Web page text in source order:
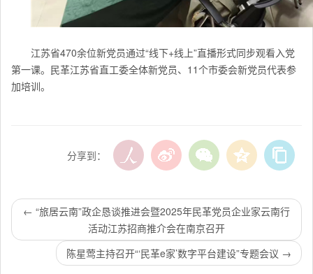
江苏省470余位新党员通过“线下+线上”直播形式同步观看入党
第一课。 民革江苏省直工委全体新党员、11个市委会新党员代表参
加培训。
分享到：
← “旅居云南”政企恳谈推进会暨2025年民革党员企业家云南行
活动江苏招商推介会在南京召开
陈星莺主持召开“‘民革e家’数字平台建设”专题会议 →